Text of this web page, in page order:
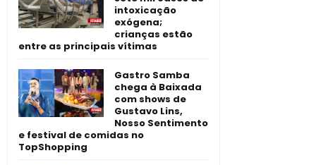
intoxicação
exógena;
crianças estão
entre as principais vítimas
Gastro Samba
chega à Baixada
com shows de
Gustavo Lins,
Nosso Sentimento
e festival de comidas no
TopShopping